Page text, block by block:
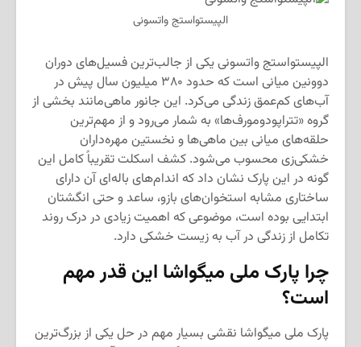
الپیستواستج واتسونی
الپیستواستج واتسونی یکی از جالب‌ترین فسیل‌های دوران
دوونین میانی است که حدود ۳۸۰ میلیون سال پیش در
آب‌های کم‌عمق زندگی می‌کرد. این جانور ماهی‌مانند بخشی از
گروه «تتراپودومورف‌ها» به شمار می‌رود و از مهم‌ترین
حلقه‌های میانی بین ماهی‌ها و نخستین مهره‌داران
خشکی‌زی محسوب می‌شود. کشف اسکلت تقریباً کامل این
گونه در این پارک نشان داد که اندام‌های باله‌ای آن دارای
ساختاری مشابه استخوان‌های بازو، ساعد و حتی انگشتان
ابتدایی بوده است، موضوعی که اهمیت زیادی در درک روند
تکامل از زندگی در آب به زیست خشکی دارد.
چرا پارک ملی میگواشا این قدر مهم
است؟
پارک ملی میگواشا نقشی بسیار مهم در حل یکی از بزرگ‌ترین